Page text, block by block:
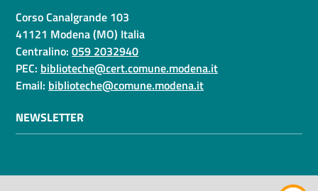
Corso Canalgrande 103
41121 Modena (MO) Italia
Centralino: 059 2032940
PEC: biblioteche@cert.comune.modena.it
Email: biblioteche@comune.modena.it
NEWSLETTER